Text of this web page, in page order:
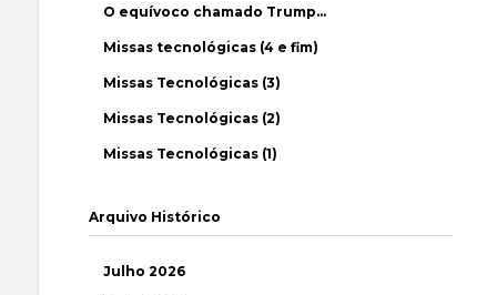
O equívoco chamado Trump…
Missas tecnológicas (4 e fim)
Missas Tecnológicas (3)
Missas Tecnológicas (2)
Missas Tecnológicas (1)
Arquivo Histórico
Julho 2026